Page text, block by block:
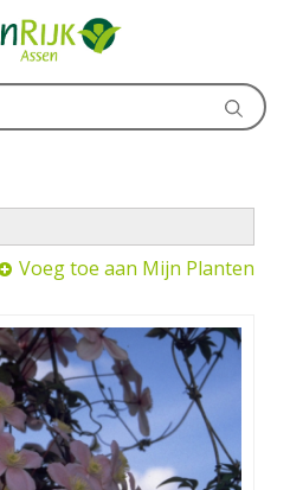
Voeg toe aan Mijn Planten